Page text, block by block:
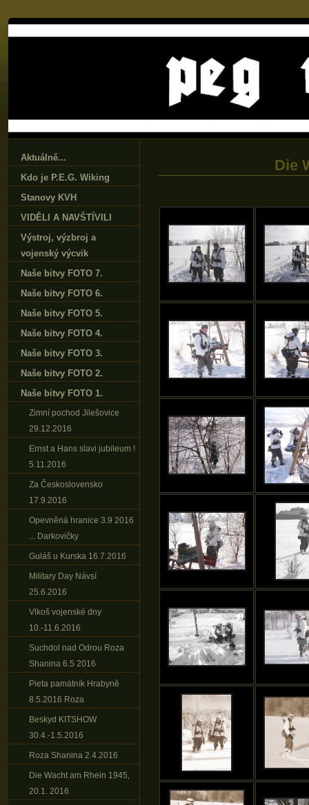
Die
Aktuálně...
Kdo je P.E.G. Wiking
Stanovy KVH
VIDĚLI A NAVŠTÍVILI
Výstroj‚ výzbroj a
vojenský výcvik
Naše bitvy FOTO 7.
Naše bitvy FOTO 6.
Naše bitvy FOTO 5.
Naše bitvy FOTO 4.
Naše bitvy FOTO 3.
Naše bitvy FOTO 2.
Naše bitvy FOTO 1.
Zimní pochod Jilešovice
29.12.2016
Ernst a Hans slavi jubileum !
5.11.2016
Za Československo
17.9.2016
Opevněná hranice 3.9 2016
... Darkovičky
Guláš u Kurska 16.7.2016
Military Day Návsí
25.6.2016
Vlkoš vojenské dny
10.-11.6.2016
Suchdol nad Odrou Roza
Shanina 6.5 2016
Pieta památník Hrabyně
8.5.2016 Roza
Beskyd KITSHOW
30.4.-1.5.2016
Roza Shanina 2.4.2016
Die Wacht am Rhein 1945‚
20.1. 2016